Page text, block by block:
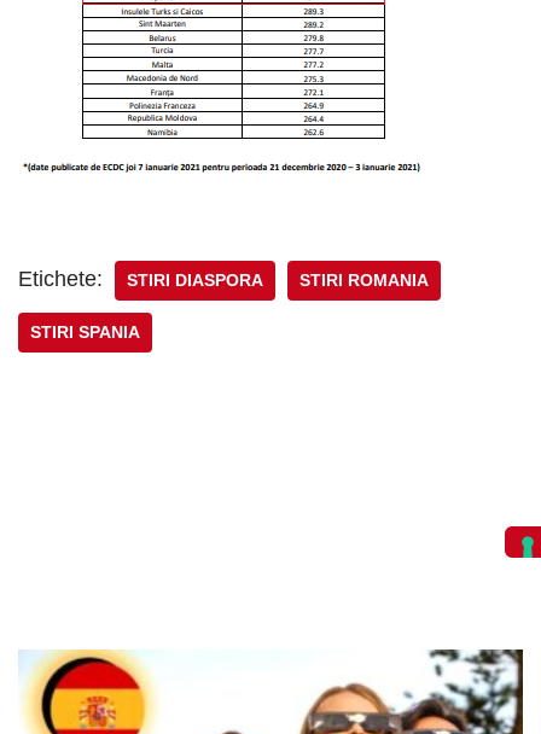
Etichete: STIRI DIASPORA STIRI ROMANIA
STIRI SPANIA